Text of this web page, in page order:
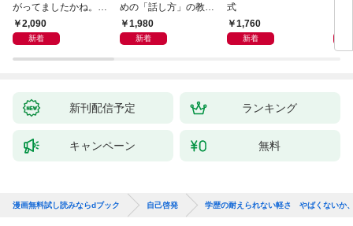
がってましたかね。
獅子座、Ａ型、丙午は
めぐる
2,090
新着
めの「話し方」の教
室 Ｏｒａｃｙ（オラ
シー）
1,980
新着
式
1,760
新着
新刊配信予定 ランキング
キャンペーン 無料
漫画無料試し読みならdブック 自己啓発 学歴の耐えられない軽さ やばくないか